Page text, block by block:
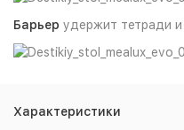
Барьер удержит тетради и
Характеристики